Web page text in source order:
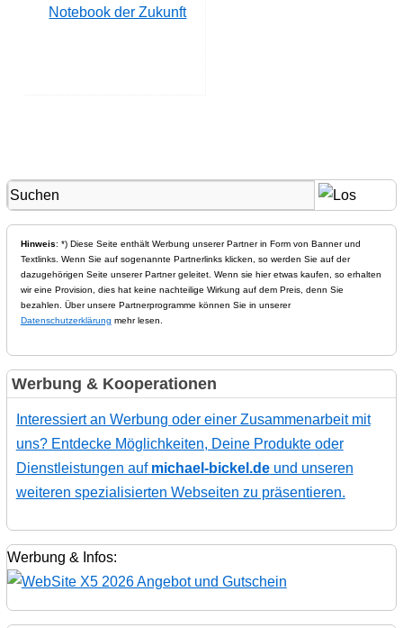
Notebook der Zukunft
Hinweis: *) Diese Seite enthält Werbung unserer Partner in Form von Banner und
Textlinks. Wenn Sie auf sogenannte Partnerlinks klicken, so werden Sie auf der
dazugehörigen Seite unserer Partner geleitet. Wenn sie hier etwas kaufen, so erhalten
wir eine Provision, dies hat keine nachteilige Wirkung auf dem Preis, denn Sie
bezahlen. Über unsere Partnerprogramme können Sie in unserer
Datenschutzerklärung mehr lesen.
Werbung & Kooperationen
Interessiert an Werbung oder einer Zusammenarbeit mit
uns? Entdecke Möglichkeiten, Deine Produkte oder
Dienstleistungen auf michael-bickel.deund unseren
weiteren spezialisierten Webseiten zu präsentieren.
Werbung & Infos: